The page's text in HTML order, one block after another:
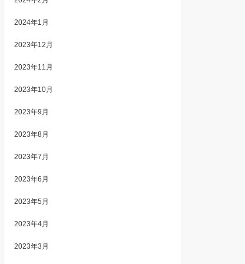
2024年1月
2023年12月
2023年11月
2023年10月
2023年9月
2023年8月
2023年7月
2023年6月
2023年5月
2023年4月
2023年3月